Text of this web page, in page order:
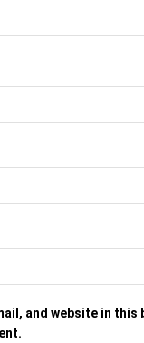
and website in